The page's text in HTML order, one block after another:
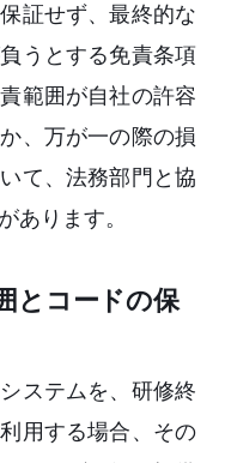
証せず、最終的な
うとする免責条項
範囲が自社の許容
、万が一の際の損
て、法務部門と協
あります。
とコードの保
ステムを、研修終
用する場合、その